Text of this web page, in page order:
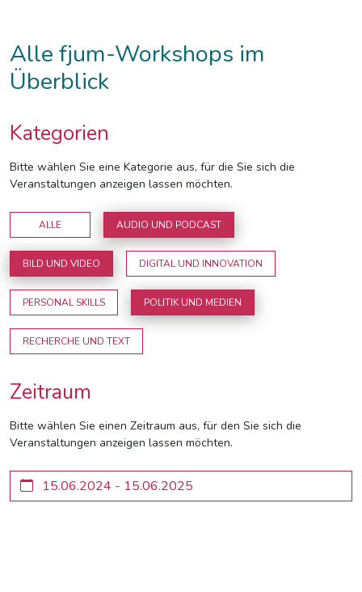
Alle fjum-Workshops im
Überblick
Kategorien
Bitte wählen Sie eine Kategorie aus, für die Sie sich die
Veranstaltungen anzeigen lassen möchten.
ALLE AUDIO UND PODCAST
BILD UND VIDEO DIGITAL UND INNOVATION
PERSONAL SKILLS POLITIK UND MEDIEN
RECHERCHE UND TEXT
Zeitraum
Bitte wählen Sie einen Zeitraum aus, für den Sie sich die
Veranstaltungen anzeigen lassen möchten.